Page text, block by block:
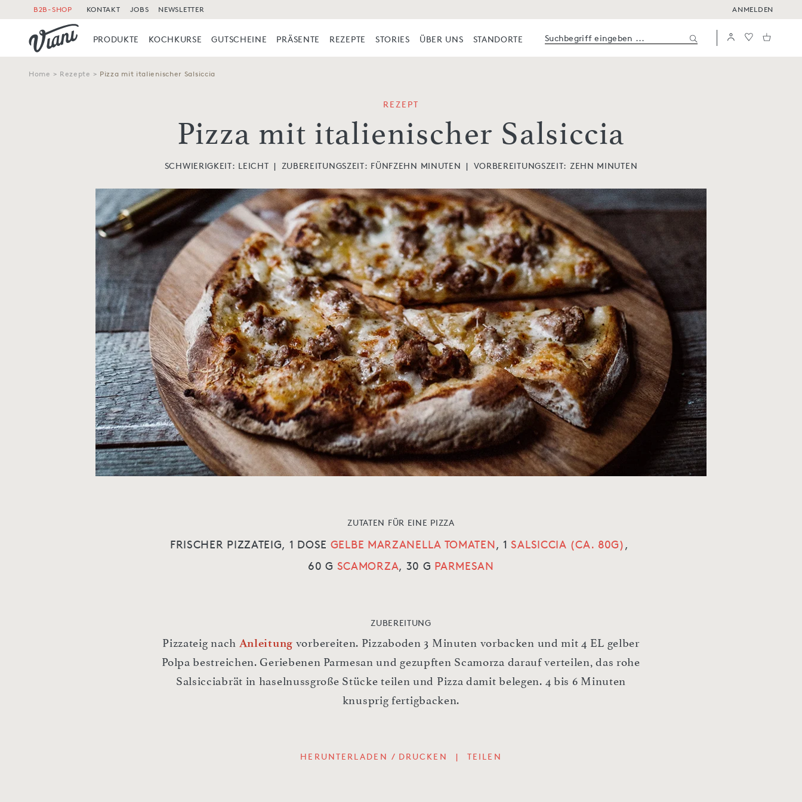
B2B-SHOP KONTAKT JOBS NEWSLETTER ANMELDEN
PRODUKTE KOCHKURSE GUTSCHEINE PRÄSENTE REZEPTE STORIES ÜBER UNS STANDORTE
Home > Rezepte > Pizza mit italienischer Salsiccia
REZEPT
Pizza mit italienischer Salsiccia
SCHWIERIGKEIT: LEICHT | ZUBEREITUNGSZEIT: FÜNFZEHN MINUTEN | VORBEREITUNGSZEIT: ZEHN MINUTEN
ZUTATEN FÜR EINE PIZZA
FRISCHER PIZZATEIG, 1 DOSE GELBE MARZANELLA TOMATEN, 1SALSICCIA (CA. 80G) ,
60 G SCAMORZA, 30 G PARMESAN
ZUBEREITUNG
Pizzateig nach Anleitung vorbereiten. Pizzaboden 3 Minuten vorbacken und mit 4 EL gelber
Polpa bestreichen. Geriebenen Parmesan und gezupften Scamorza darauf verteilen, das rohe
Salsicciabrät in haselnussgroße Stücke teilen und Pizza damit belegen. 4 bis 6 Minuten
knusprig fertigbacken.
HERUNTERLADEN / DRUCKEN | TEILEN